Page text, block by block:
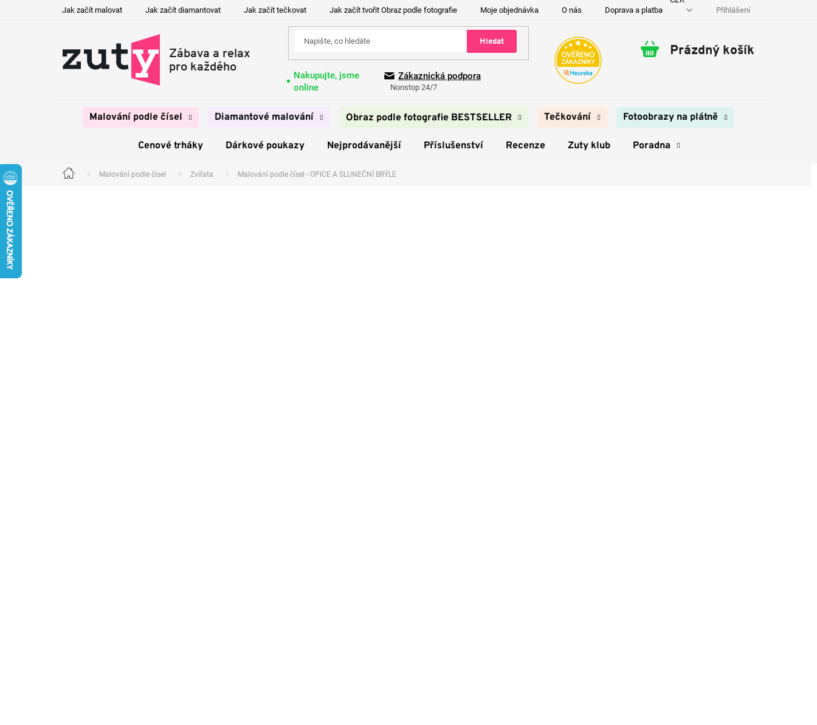
Jak začít malovat Jak začít diamantovat Jak začít tečkovat Jak začít tvořit Obraz podle fotografie Moje objednávka O nás Doprava a platba Kontakty Přihlášení
Hledat
Nakupujte, jsme
online
Zákaznická podpora
Nonstop 24/7
Nákupní
Prázdný košík
Malování podle čísel Diamantové malování Obraz podle fotografie BESTSELLER Tečkování Fotoobrazy na plátně
Cenové trháky Dárkové poukazy Nejprodávanější Příslušenství Recenze Zuty klub Poradna
Domů Malování podle čísel Zvířata Malování podle čísel - OPICE A SLUNEČNÍ BRÝLE